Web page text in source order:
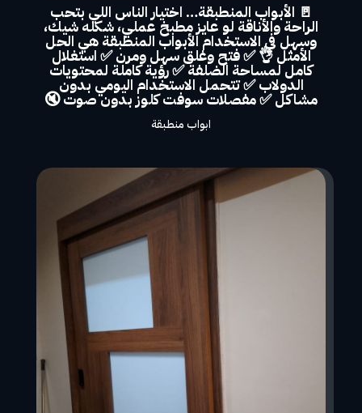
🚪 الأبواب المنطبقة… اختيار الناس اللي بتحب
الراحة والأناقة لو عايز مطبخ عملي، شكله شيك،
وسهل في الاستخدام الأبواب المنطبقة هي الحل
الأمثل 👌 ✅ فتح وغلق سهل ومرن ✅ استغلال
كامل لمساحة الضلفة ✅ رؤية كاملة لمحتويات
الدولاب ✅ تتحمل الاستخدام اليومي بدون
مشاكل ✅ مفصلات سوفت كلوز بدون صوت 🔇
ابواب منطبقة